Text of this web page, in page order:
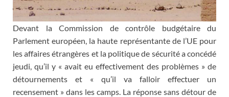
Devant la Commission de contrôle budgétaire du
Parlement européen, la haute représentante de l’UE pour
les affaires étrangères et la politique de sécurité a concédé
jeudi, qu’il y « avait eu effectivement des problèmes » de
détournements et « qu’il va falloir effectuer un
recensement » dans les camps. La réponse sans détour de